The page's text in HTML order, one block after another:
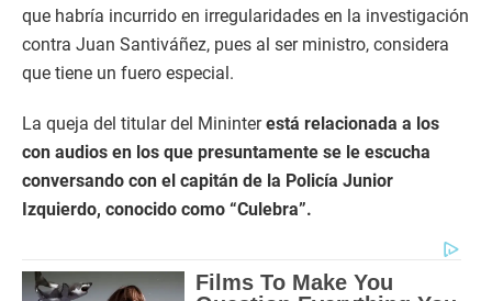
que habría incurrido en irregularidades en la investigación
contra Juan Santiváñez, pues al ser ministro, considera
que tiene un fuero especial.
La queja del titular del Mininterestá relacionada a los
con audios en los que presuntamente se le escucha
conversando con el capitán de la Policía Junior
Izquierdo, conocido como “Culebra”.